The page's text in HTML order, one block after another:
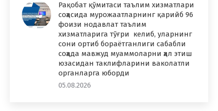
Рақобат қўмитаси таълим хизматлари
соҳасида мурожаатларнинг қарийб 96
фоизи нодавлат таълим
хизматларига тўғри келиб, уларнинг
сони ортиб бораётганлиги сабабли
соҳада мавжуд муаммоларни ҳал этиш
юзасидан таклифларини ваколатли
органларга юборди
05.08.2026